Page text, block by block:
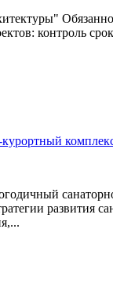
контроль
санаторно-
развития